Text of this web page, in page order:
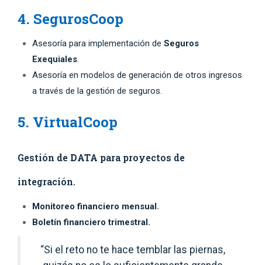
4. SegurosCoop
Asesoría para implementación de Seguros
Exequiales.
Asesoría en modelos de generación de otros ingresos
a través de la gestión de seguros.
5. VirtualCoop
Gestión de DATA para proyectos de
integración.
Monitoreo financiero mensual.
Boletín financiero trimestral.
“Si el reto no te hace temblar las piernas,